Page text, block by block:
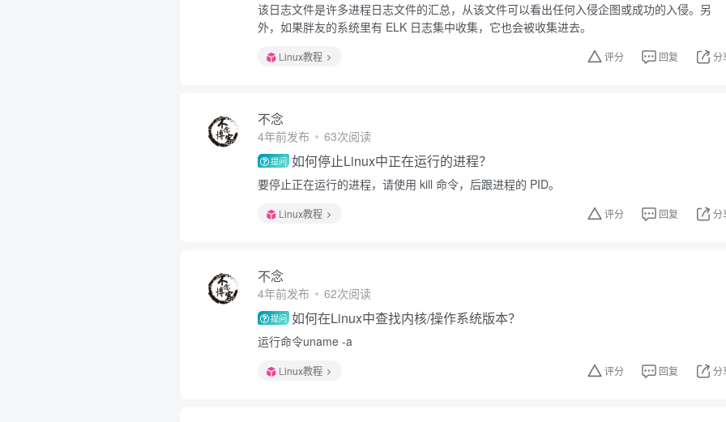
该日志文件是许多进程日志文件的汇总，从该文件可以看出任何入侵企图或成功的入侵。另
外，如果胖友的系统里有 ELK 日志集中收集，它也会被收集进去。
Linux教程 评分 回复 分
不念
4年前发布 63次阅读
提问 如何停止Linux中正在运行的进程？
要停止正在运行的进程，请使用 kill 命令，后跟进程的 PID。
Linux教程 评分 回复 分
不念
4年前发布 62次阅读
提问 如何在Linux中查找内核/操作系统版本？
运行命令uname -a
Linux教程 评分 回复 分